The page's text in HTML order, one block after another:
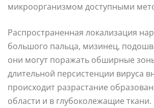
микроорганизмом доступными
Распространенная локализация
большого пальца, мизинец,
они могут поражать обширные
длительной персистенции вируса
происходит разрастание
области и в глубоколежащие ткани.